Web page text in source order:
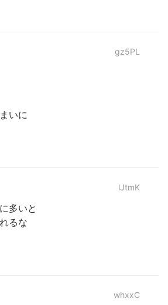
gz5PL
いに
lJtmK
多いと
るな
whxxC